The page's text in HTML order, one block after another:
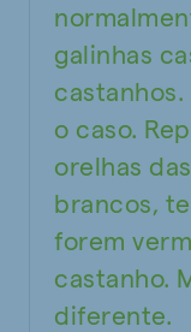
galinhas
castanhos.
o caso.
orelhas
brancos,
forem
castanho.
diferente.